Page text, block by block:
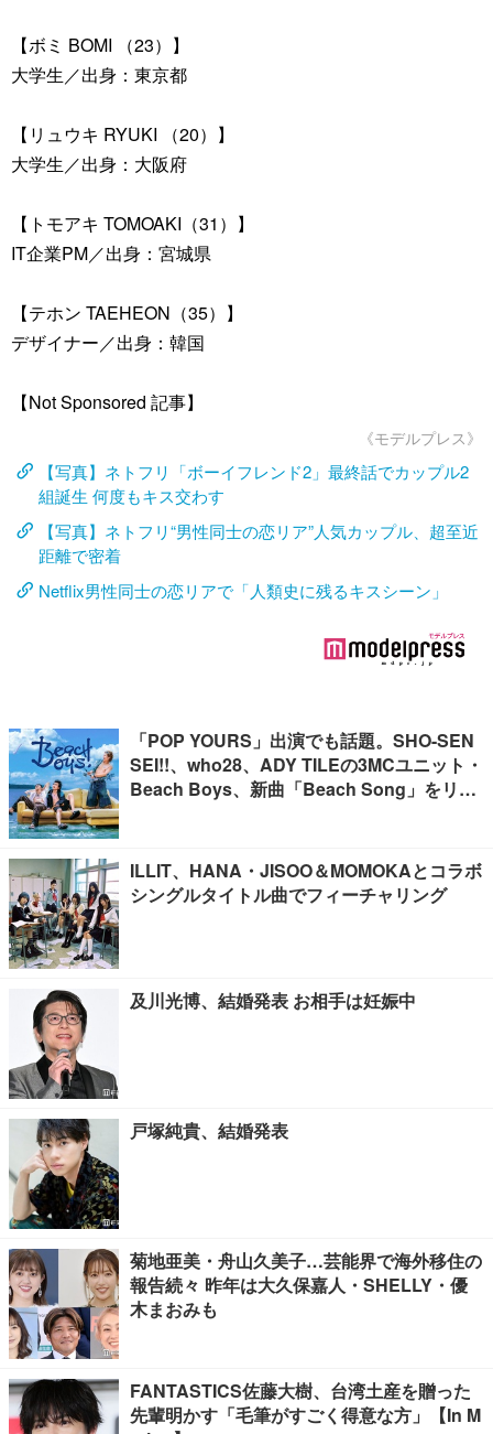
【ボミ BOMI （23）】
大学生／出身：東京都
【リュウキ RYUKI （20）】
大学生／出身：大阪府
【トモアキ TOMOAKI（31）】
IT企業PM／出身：宮城県
【テホン TAEHEON（35）】
デザイナー／出身：韓国
【Not Sponsored 記事】
《モデルプレス》
【写真】ネトフリ「ボーイフレンド2」最終話でカップル2
組誕生 何度もキス交わす
【写真】ネトフリ“男性同士の恋リア”人気カップル、超至近
距離で密着
Netflix男性同士の恋リアで「人類史に残るキスシーン」
「POP YOURS」出演でも話題。SHO-SEN
SEI!!、who28、ADY TILEの3MCユニット・
Beach Boys、新曲「Beach Song」をリリ
ILLIT、HANA・JISOO＆MOMOKAとコラボ
シングルタイトル曲でフィーチャリング
及川光博、結婚発表 お相手は妊娠中
戸塚純貴、結婚発表
菊地亜美・舟山久美子…芸能界で海外移住の
報告続々 昨年は大久保嘉人・SHELLY・優
木まおみも
FANTASTICS佐藤大樹、台湾土産を贈った
先輩明かす「毛筆がすごく得意な方」【In M